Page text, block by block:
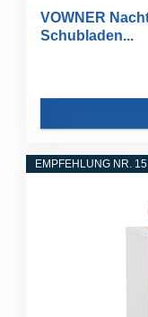
VOWNER
Schubladen...
EMPFEHLUNG NR. 15